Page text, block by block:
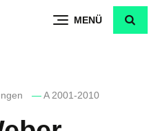
MENÜ
— A 2001-2010